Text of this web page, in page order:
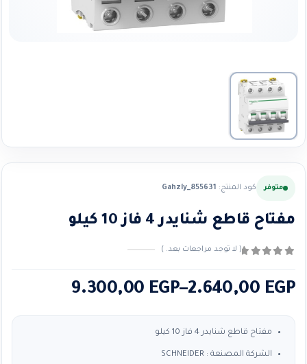
متوفر كود المنتج: Gahzly_855631
مفتاح قاطع شنايدر 4 فاز 10 كيلو
( لا توجد مراجعات بعد. )
2.640,00 EGP
–
9.300,00 EGP
نطاق
من
⁦2.640,00 EGP⁩
مفتاح قاطع شنايدر 4 فاز 10 كيلو
الشركة المصنعة : SCHNEIDER